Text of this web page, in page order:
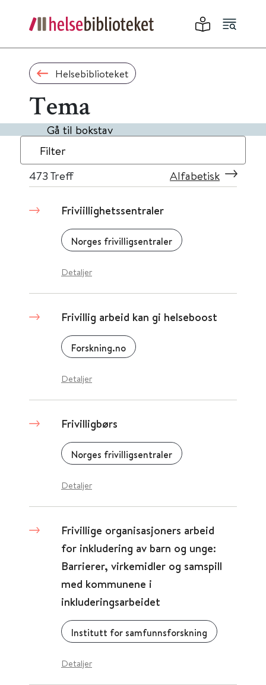
Helsebiblioteket
Tema
Gå til bokstav
Filter
473 Treff Alfabetisk
Friviillighetssentraler
Norges frivilligsentraler
Detaljer
Frivillig arbeid kan gi helseboost
Forskning.no
Detaljer
Frivilligbørs
Norges frivilligsentraler
Detaljer
Frivillige organisasjoners arbeid
for inkludering av barn og unge:
Barrierer, virkemidler og samspill
med kommunene i
inkluderingsarbeidet
Institutt for samfunnsforskning
Detaljer